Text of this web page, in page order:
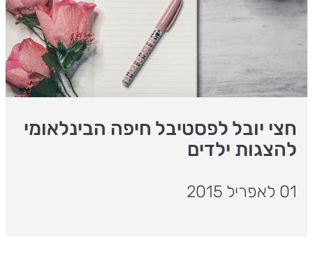
חצי יובל לפסטיבל חיפה הבינלאומי
להצגות ילדים
01 לאפריל 2015